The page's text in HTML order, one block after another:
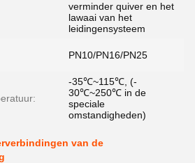
verminder quiver en het
lawaai van het
leidingensysteem
PN10/PN16/PN25
-35℃~115℃, (-
30℃~250℃ in de
speciale
omstandigheden)
van de